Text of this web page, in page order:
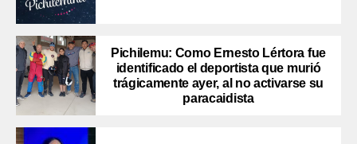
Pichilemu: Como Ernesto Lértora fue
identificado el deportista que murió
trágicamente ayer, al no activarse su
paracaidista